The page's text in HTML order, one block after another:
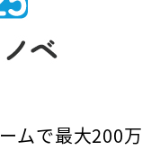
ムで最大200万